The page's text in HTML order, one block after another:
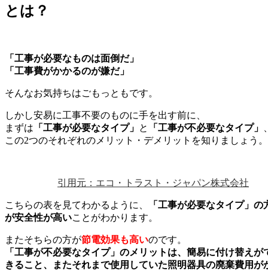
とは？
「工事が必要なものは面倒だ」
「工事費がかかるのが嫌だ」
そんなお気持ちはごもっともです。
しかし安易に工事不要のものに手を出す前に、
まずは 「工事が必要なタイプ」 と 「工事が不必要なタイプ」
この2つのそれぞれのメリット・デメリットを知りましょう。
引用元：エコ・トラスト・ジャパン株式会社
こちらの表を見てわかるように、
「工事が必要なタイプ」の
が安全性が高いことがわかります。
またそちらの方が節電効果も高いのです。
「工事が不必要なタイプ」のメリットは、簡易に付け替えが
きること、またそれまで使用していた照明器具の廃棄費用が